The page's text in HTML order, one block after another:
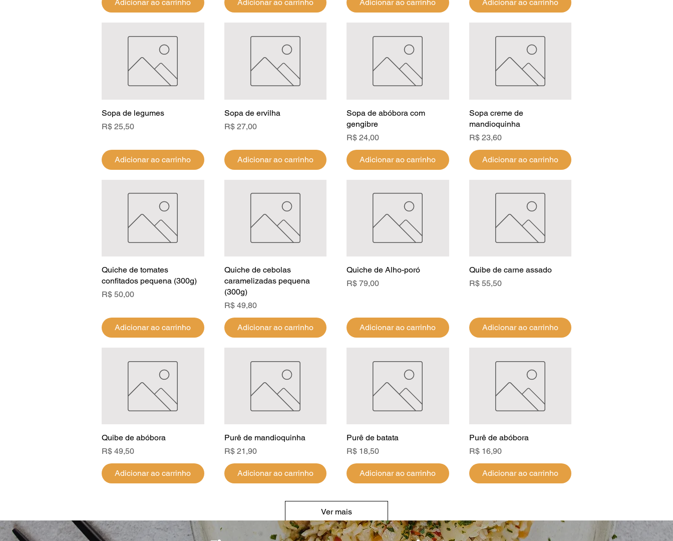
Adicionar ao carrinho Adicionar ao carrinho Adicionar ao carrinho Adicionar ao carrinho
Visualização rápida
Sopa de legumes
Preço
R$ 25,50
Adicionar ao carrinho
Visualização rápida
Sopa de ervilha
Preço
R$ 27,00
Adicionar ao carrinho
Visualização rápida
Sopa de abóbora com
gengibre
Preço
R$ 24,00
Adicionar ao carrinho
Visualização rápida
Sopa creme de
mandioquinha
Preço
R$ 23,60
Adicionar ao carrinho
Visualização rápida
Quiche de tomates
confitados pequena (300g)
Preço
R$ 50,00
Adicionar ao carrinho
Visualização rápida
Quiche de cebolas
caramelizadas pequena
(300g)
Preço
R$ 49,80
Adicionar ao carrinho
Visualização rápida
Quiche de Alho-poró
Preço
R$ 79,00
Adicionar ao carrinho
Visualização rápida
Quibe de carne assado
Preço
R$ 55,50
Adicionar ao carrinho
Visualização rápida
Quibe de abóbora
Preço
R$ 49,50
Adicionar ao carrinho
Visualização rápida
Purê de mandioquinha
Preço
R$ 21,90
Adicionar ao carrinho
Visualização rápida
Purê de batata
Preço
R$ 18,50
Adicionar ao carrinho
Visualização rápida
Purê de abóbora
Preço
R$ 16,90
Adicionar ao carrinho
Ver mais